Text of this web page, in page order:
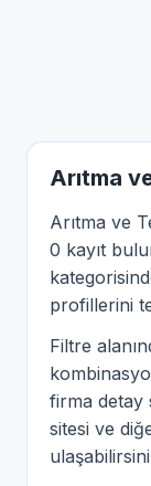
Arıtma
Arıtma ve
0 kayıt
profillerini
Filtre
firma detay
sitesi ve